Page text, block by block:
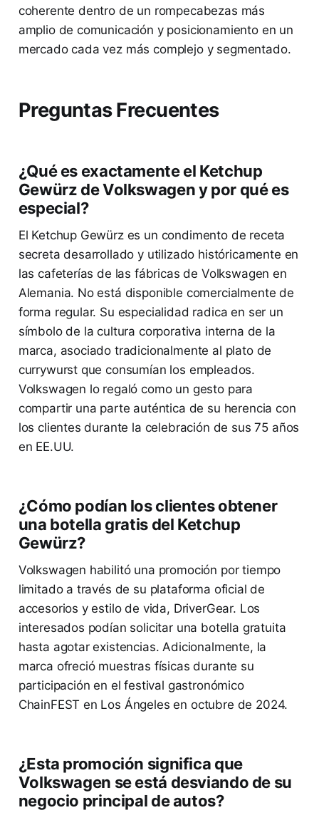
coherente dentro de un rompecabezas más
amplio de comunicación y posicionamiento en un
mercado cada vez más complejo y segmentado.
Preguntas Frecuentes
¿Qué es exactamente el Ketchup
Gewürz de Volkswagen y por qué es
especial?
El Ketchup Gewürz es un condimento de receta
secreta desarrollado y utilizado históricamente en
las cafeterías de las fábricas de Volkswagen en
Alemania. No está disponible comercialmente de
forma regular. Su especialidad radica en ser un
símbolo de la cultura corporativa interna de la
marca, asociado tradicionalmente al plato de
currywurst que consumían los empleados.
Volkswagen lo regaló como un gesto para
compartir una parte auténtica de su herencia con
los clientes durante la celebración de sus 75 años
en EE.UU.
¿Cómo podían los clientes obtener
una botella gratis del Ketchup
Gewürz?
Volkswagen habilitó una promoción por tiempo
limitado a través de su plataforma oficial de
accesorios y estilo de vida, DriverGear. Los
interesados podían solicitar una botella gratuita
hasta agotar existencias. Adicionalmente, la
marca ofreció muestras físicas durante su
participación en el festival gastronómico
ChainFEST en Los Ángeles en octubre de 2024.
¿Esta promoción significa que
Volkswagen se está desviando de su
negocio principal de autos?